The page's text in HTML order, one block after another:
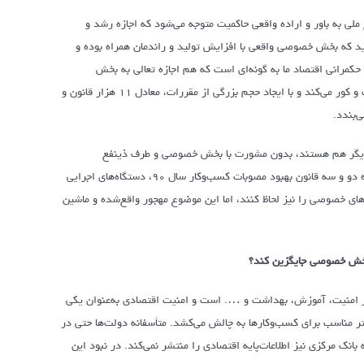
به باور و اراده واقعی حاکمیت متوجه می‌شود که اجازه رشد و
نداده است و در شرایط واگذاری‌ها بر اساس اصل ۴۴ نیز واقفید که بخش خصوصی واقعی با افزایش تولید و راندمان همراه بوده و
اقتصاد ما به گونه‌ای است که هم اجازه تعالی به بخش
خصوصی را نمی‌دهد و هم از سوی دیگر، انگیزه‌های سرمایه‌گذاری در این بخش را تضعیف و کور می‌کند و با ایجاد حجم بزرگی از مقررات، معادل ۱۱ هزار قانون و
هم هستند، بدون مشورت با بخش خصوصی و طرف ذینفع
تدوین‌شده و فضای بخش خصوصی را محدود کرده است. در این میان باوجوداینکه در ماده دو و سه قانون بهبود مصوبات کسب‌وکار سال ۹۰، دستگاه‌های اجرایی
خصوصی را نیز لحاظ کنند، اما این موضوع مهجور واقع‌شده و ماشین
خصوصی جایگزین کند؟
از امنیت، آموزش، بهداشت و …. است و امنیت اقتصادی به‌عنوان یکی
مناسب برای کسب‌وکارها به چالش می‌کشد. متأسفانه دولت‌ها حتی در
مرکزی نیز اطلاعات‌پایه اقتصادی را منتشر نمی‌کند. در نبود این